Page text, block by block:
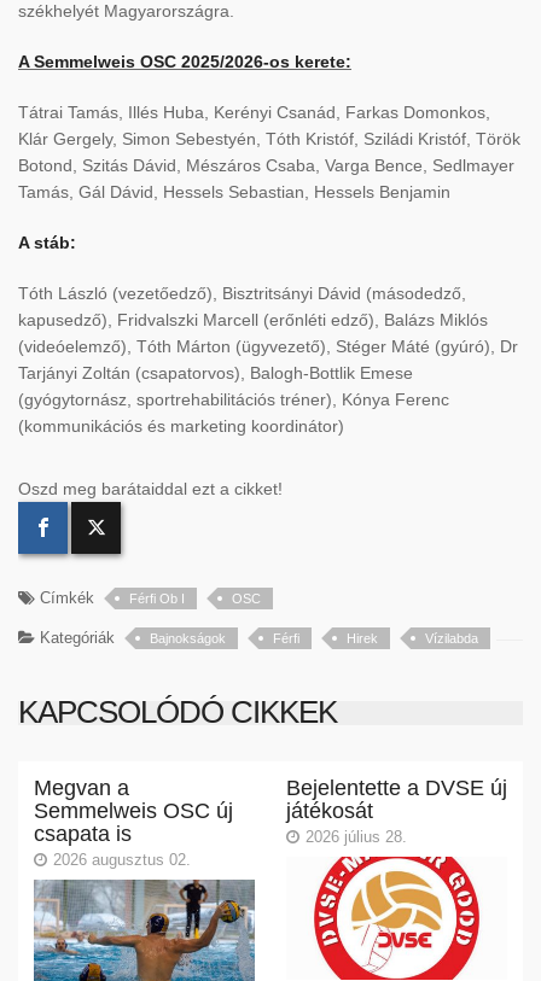
székhelyét Magyarországra.
A Semmelweis OSC 2025/2026-os kerete:
Tátrai Tamás, Illés Huba, Kerényi Csanád, Farkas Domonkos,
Klár Gergely, Simon Sebestyén, Tóth Kristóf, Sziládi Kristóf, Török
Botond, Szitás Dávid, Mészáros Csaba, Varga Bence, Sedlmayer
Tamás, Gál Dávid, Hessels Sebastian, Hessels Benjamin
A stáb:
Tóth László (vezetőedző), Bisztritsányi Dávid (másodedző,
kapusedző), Fridvalszki Marcell (erőnléti edző), Balázs Miklós
(videóelemző), Tóth Márton (ügyvezető), Stéger Máté (gyúró), Dr
Tarjányi Zoltán (csapatorvos), Balogh-Bottlik Emese
(gyógytornász, sportrehabilitációs tréner), Kónya Ferenc
(kommunikációs és marketing koordinátor)
Oszd meg barátaiddal ezt a cikket!
Címkék Férfi Ob I OSC
Kategóriák Bajnokságok Férfi Hirek Vízilabda
KAPCSOLÓDÓ CIKKEK
Megvan a
Semmelweis OSC új
csapata is
2026 augusztus 02.
Bejelentette a DVSE új
játékosát
2026 július 28.